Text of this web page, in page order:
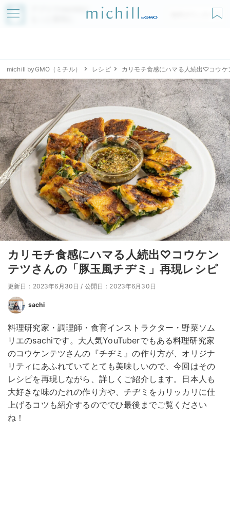
アプリでmichillが
無料ダウンロード
michill byGMO（ミチル） レシピ カリモチ食感にハマる人続出♡コウ
カリモチ食感にハマる人続出♡コウケン
テツさんの「豚玉風チヂミ」再現レシピ
更新日：2023年6月30日 / 公開日：2023年6月30日
sachi
料理研究家・調理師・食育インストラクター・野菜ソム
リエのsachiです。大人気YouTuberでもある料理研究家
のコウケンテツさんの『チヂミ』の作り方が、オリジナ
リティにあふれていてとても美味しいので、今回はその
レシピを再現しながら、詳しくご紹介します。日本人も
大好きな味のたれの作り方や、チヂミをカリッカリに仕
上げるコツも紹介するのででひ最後までご覧ください
ね！